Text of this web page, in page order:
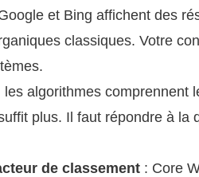
et Bing affichent des
classiques. Votre
les algorithmes comprennent
plus. Il faut répondre à la
de classement : Core